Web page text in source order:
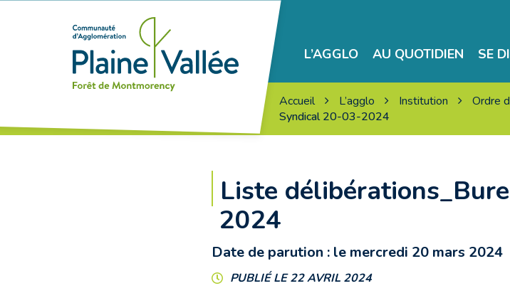
Agglomération
Plaine
Vallée
L’AGGLO AU QUOTIDIEN SE
Accueil L’agglo Institution Ordre
Syndical 20-03-2024
Liste
2024
Date de parution : le mercredi 20 mars 2024
PUBLIÉ LE 22 AVRIL 2024